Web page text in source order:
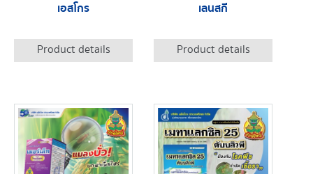
เอสโกร
Product details
เลนสกี
Product details